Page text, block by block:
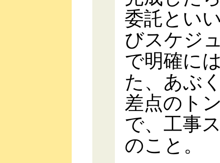
委託とい
びスケジ
で明確に
た、あぶ
差点のト
で、工事
のこと。